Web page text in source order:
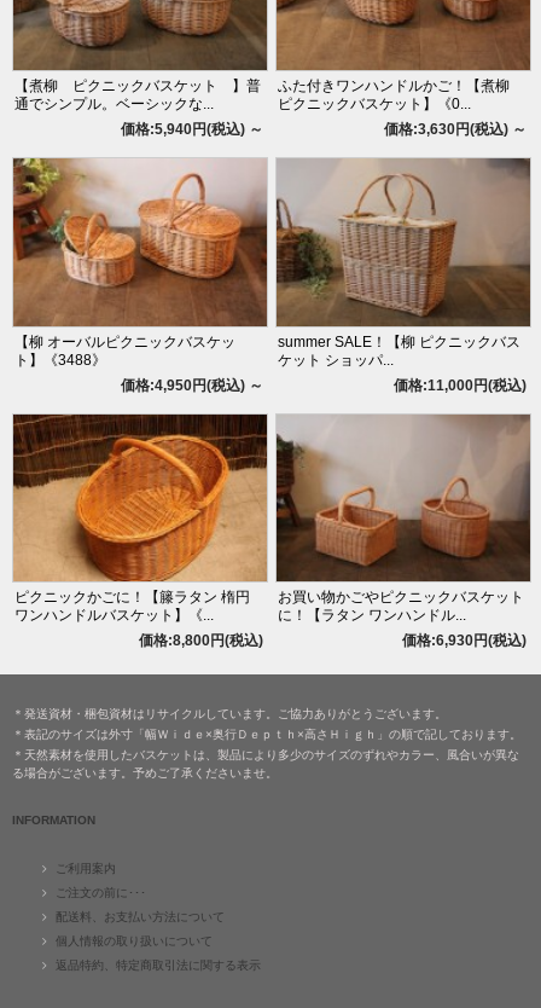
【煮柳 ピクニックバスケット 】普
通でシンプル。ベーシックな...
価格:5,940円(税込) ～
ふた付きワンハンドルかご！【煮柳
ピクニックバスケット】《0...
価格:3,630円(税込) ～
【柳 オーバルピクニックバスケッ
ト】《3488》
価格:4,950円(税込) ～
summer SALE！【柳 ピクニックバス
ケット ショッパ...
価格:11,000円(税込)
ピクニックかごに！【籐ラタン 楕円
ワンハンドルバスケット】《...
価格:8,800円(税込)
お買い物かごやピクニックバスケット
に！【ラタン ワンハンドル...
価格:6,930円(税込)
＊発送資材・梱包資材はリサイクルしています。ご協力ありがとうございます。
＊表記のサイズは外寸「幅Ｗｉｄｅ×奥行Ｄｅｐｔｈ×高さＨｉｇｈ」の順で記しております。
＊天然素材を使用したバスケットは、製品により多少のサイズのずれやカラー、風合いが異な
る場合がございます。予めご了承くださいませ。
INFORMATION
ご利用案内
ご注文の前に･･･
配送料、お支払い方法について
個人情報の取り扱いについて
返品特約、特定商取引法に関する表示